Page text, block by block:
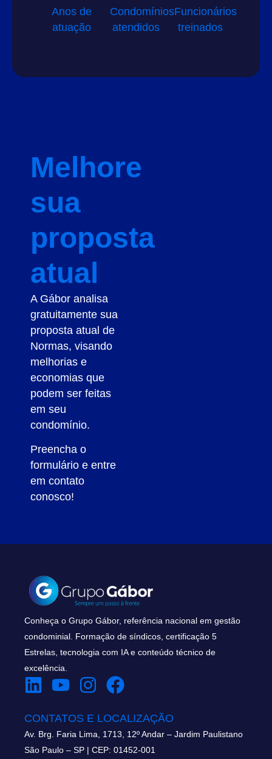
Anos de
atuação
Condomínios
atendidos
Funcionários
treinados
Melhore
sua
proposta
atual
A Gábor analisa
gratuitamente sua
proposta atual de
Normas, visando
melhorias e
economias que
podem ser feitas
em seu
condomínio.
Preencha o
formulário e entre
em contato
conosco!
Conheça o Grupo Gábor, referência nacional em gestão
condominial. Formação de síndicos, certificação 5
Estrelas, tecnologia com IA e conteúdo técnico de
excelência.
CONTATOS E LOCALIZAÇÃO
Av. Brg. Faria Lima, 1713, 12º Andar – Jardim Paulistano
São Paulo – SP | CEP: 01452-001